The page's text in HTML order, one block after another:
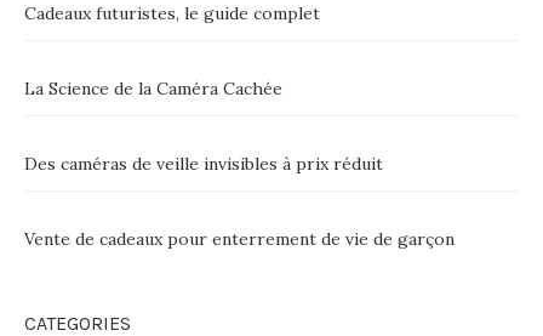
Cadeaux futuristes, le guide complet
La Science de la Caméra Cachée
Des caméras de veille invisibles à prix réduit
Vente de cadeaux pour enterrement de vie de garçon
CATEGORIES